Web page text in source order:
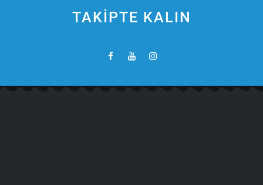
TAKİPTE KALIN